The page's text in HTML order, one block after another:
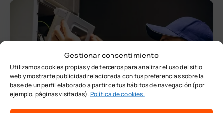
Gestionar consentimiento
Utilizamos cookies propias y de terceros para analizar el uso del sitio
web y mostrarte publicidad relacionada con tus preferencias sobre la
base de un perfil elaborado a partir de tus hábitos de navegación (por
ejemplo, páginas visitadas). Política de cookies.